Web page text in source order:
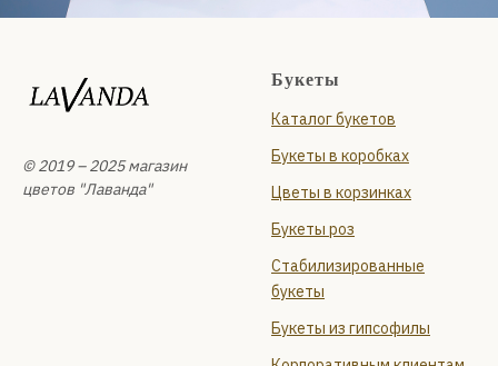
© 2019 – 2025 магазин
цветов "Лаванда"
Букеты
Каталог букетов
Букеты в коробках
Цветы в корзинках
Букеты роз
Стабилизированные
букеты
Букеты из гипсофилы